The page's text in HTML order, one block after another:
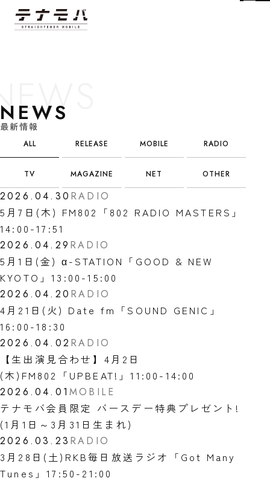
NEWS
最新情報
ALL RELEASE MOBILE RADIO
TV MAGAZINE NET OTHER
2026.04.30 RADIO
5月7日(木) FM802「802 RADIO MASTERS」
14:00-17:51
2026.04.29 RADIO
5月1日(金) α-STATION「GOOD & NEW
KYOTO」13:00-15:00
2026.04.20 RADIO
4月21日(火) Date fm「SOUND GENIC」
16:00-18:30
2026.04.02 RADIO
【生出演見合わせ】4月2日
(木)FM802「UPBEAT!」11:00-14:00
2026.04.01 MOBILE
テナモバ会員限定 バースデー特典プレゼント!
(1月1日～3月31日生まれ)
2026.03.23 RADIO
3月28日(土)RKB毎日放送ラジオ「Got Many
Tunes」17:50-21:00